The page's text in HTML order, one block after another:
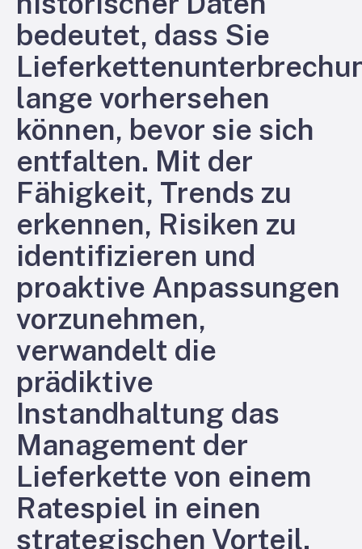
bedeutet, dass Sie
lange vorhersehen
können, bevor sie sich
entfalten. Mit der
Fähigkeit, Trends zu
erkennen, Risiken zu
identifizieren und
proaktive Anpassungen
vorzunehmen,
verwandelt die
prädiktive
Instandhaltung das
Management der
Lieferkette von einem
Ratespiel in einen
strategischen Vorteil.